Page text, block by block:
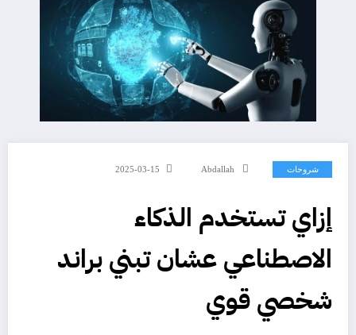
شروحات Abdallah
2025-03-15
إزاي تستخدم الذكاء
الاصطناعي عشان تبني براند
شخصي قوي